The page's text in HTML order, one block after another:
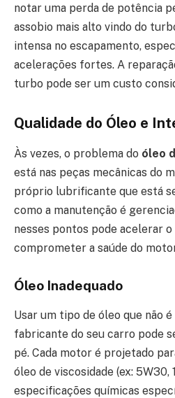
notar uma perda de potência
assobio mais alto vindo do
intensa no escapamento,
acelerações fortes. A
turbo pode ser um custo
Qualidade do Óleo e
Às vezes, o problema do óleo
está nas peças mecânicas do
próprio lubrificante que está
como a manutenção é
nesses pontos pode acelerar
comprometer a saúde do
Óleo Inadequado
Usar um tipo de óleo que não
fabricante do seu carro pode
pé. Cada motor é projetado
óleo de viscosidade (ex: 5W30,
especificações químicas